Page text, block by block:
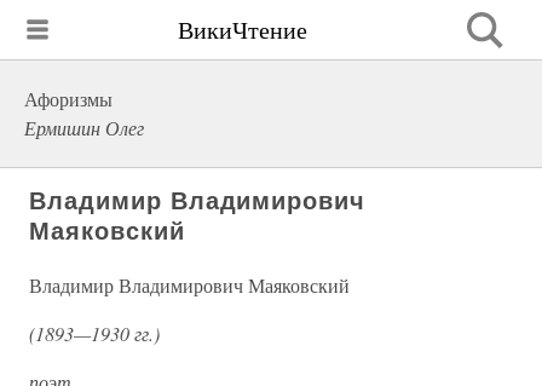
ВикиЧтение
Афоризмы
Ермишин Олег
Владимир Владимирович
Маяковский
Владимир Владимирович Маяковский
(1893—1930 гг.)